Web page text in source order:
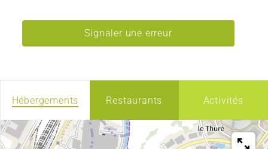
Signaler une erreur
Hébergements Restaurants Activités